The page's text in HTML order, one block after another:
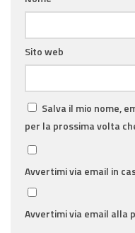
Sito web
Salva il mio nome,
per la prossima volta
Avvertimi via email in
Avvertimi via email alla